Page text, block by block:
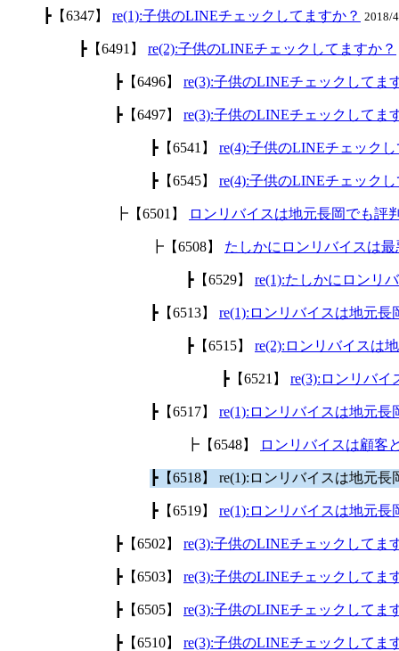
┣【6347】 re(1):子供のLINEチェックしてますか？ 2018/
┣【6491】 re(2):子供のLINEチェックしてますか？
┣【6496】 re(3):子供のLINEチェックしてま
┣【6497】 re(3):子供のLINEチェックしてま
┣【6541】 re(4):子供のLINEチェック
┣【6545】 re(4):子供のLINEチェック
┣【6501】 ロンリバイスは地元長岡でも評
┣【6508】 たしかにロンリバイスは
┣【6529】 re(1):たしかにロンリ
┣【6513】 re(1):ロンリバイスは地元
┣【6515】 re(2):ロンリバイスは
┣【6521】 re(3):ロンリバ
┣【6517】 re(1):ロンリバイスは地元
┣【6548】 ロンリバイスは顧客
┣【6518】 re(1):ロンリバイスは地元
┣【6519】 re(1):ロンリバイスは地元
┣【6502】 re(3):子供のLINEチェックしてま
┣【6503】 re(3):子供のLINEチェックしてま
┣【6505】 re(3):子供のLINEチェックしてま
┣【6510】 re(3):子供のLINEチェックしてま